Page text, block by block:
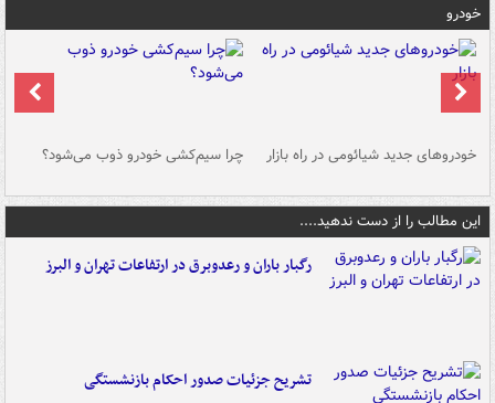
خودرو
خودروهای جدید شیائومی در راه بازار چرا سیم‌کشی خودرو ذوب می‌شود؟
این مطالب را از دست ندهید....
رگبار باران و رعدوبرق در ارتفاعات تهران و البرز
تشریح جزئیات صدور احکام بازنشستگی